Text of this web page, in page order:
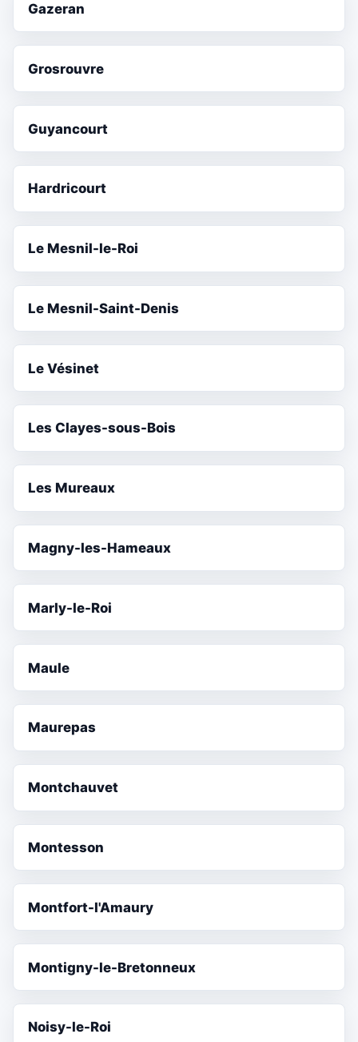
Gazeran
Grosrouvre
Guyancourt
Hardricourt
Le Mesnil-le-Roi
Le Mesnil-Saint-Denis
Le Vésinet
Les Clayes-sous-Bois
Les Mureaux
Magny-les-Hameaux
Marly-le-Roi
Maule
Maurepas
Montchauvet
Montesson
Montfort-l'Amaury
Montigny-le-Bretonneux
Noisy-le-Roi